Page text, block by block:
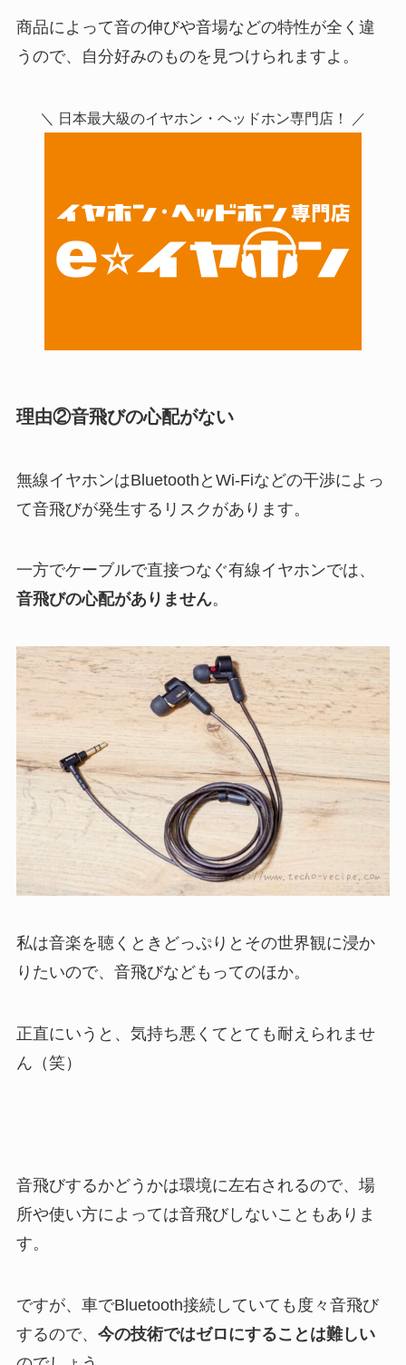
商品によって音の伸びや音場などの特性が全く違
うので、自分好みのものを見つけられますよ。
＼ 日本最大級のイヤホン・ヘッドホン専門店！ ／
理由②音飛びの心配がない
無線イヤホンはBluetoothとWi-Fiなどの干渉によっ
て音飛びが発生するリスクがあります。
一方でケーブルで直接つなぐ有線イヤホンでは、
音飛びの心配がありません。
私は音楽を聴くときどっぷりとその世界観に浸か
りたいので、音飛びなどもってのほか。
正直にいうと、気持ち悪くてとても耐えられませ
ん（笑）
音飛びするかどうかは環境に左右されるので、場
所や使い方によっては音飛びしないこともありま
す。
ですが、車でBluetooth接続していても度々音飛び
するので、 今の技術ではゼロにすることは難しい